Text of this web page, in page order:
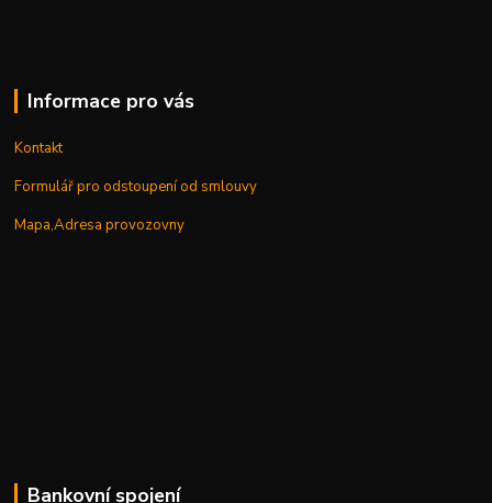
Informace pro vás
Kontakt
Formulář pro odstoupení od smlouvy
Mapa,Adresa provozovny
Bankovní spojení